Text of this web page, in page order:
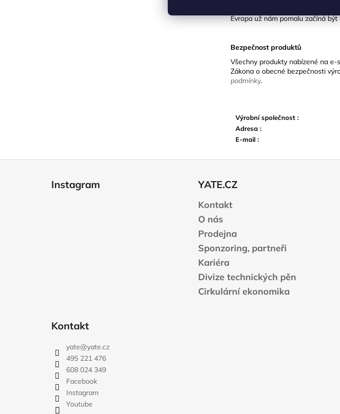
Na naše produkty můžete
Evropa už nám pomalu začíná
Bezpečnost produktů
Všechny produkty nabízené na e-
Zákona o obecné bezpečnosti
podmínky.
Výrobní společnost :
Adresa :
E-mail :
Instagram YATE.CZ
Kontakt
O nás
Prodejna
Sponzoring, partneři
Kariéra
Divize technických pěn
Cirkulární ekonomika
Kontakt
yate@yate.cz
495 221 476
608 024 349
Facebook
Instagram
Youtube